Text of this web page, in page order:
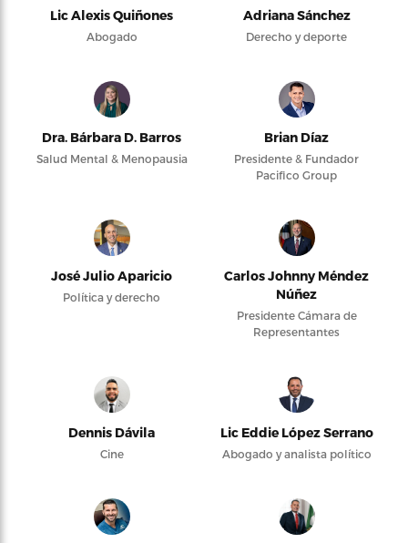
Lic Alexis Quiñones
Abogado
Adriana Sánchez
Derecho y deporte
Dra. Bárbara D. Barros
Salud Mental & Menopausia
Brian Díaz
Presidente & Fundador
Pacifico Group
José Julio Aparicio
Política y derecho
Carlos Johnny Méndez
Núñez
Presidente Cámara de
Representantes
Dennis Dávila
Cine
Lic Eddie López Serrano
Abogado y analista político